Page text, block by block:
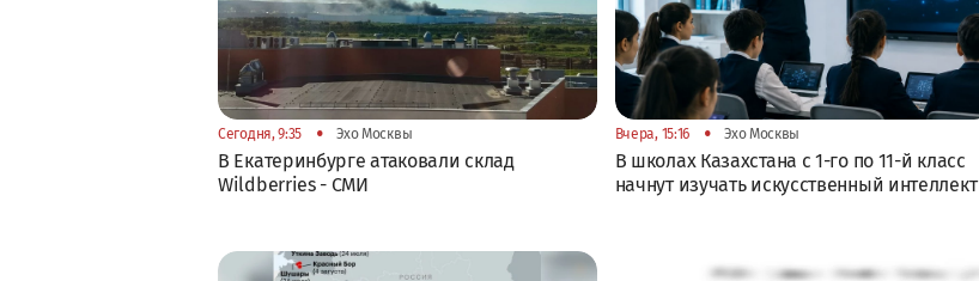
Сегодня, 9:35 • Эхо Москвы
В Екатеринбурге атаковали склад
Wildberries - СМИ
Вчера, 15:16 • Эхо Москвы
В школах Казахстана с 1-го по 11-й класс
начнут изучать искусственный интеллект